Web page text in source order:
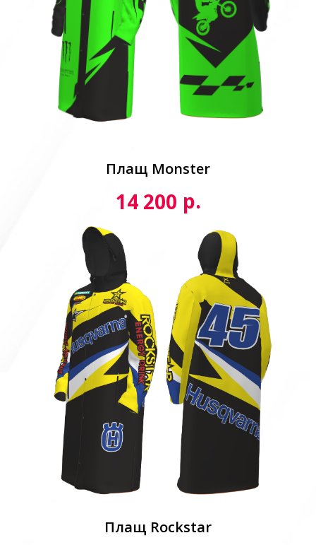
Плащ Monster
14 200 р.
Плащ Rockstar